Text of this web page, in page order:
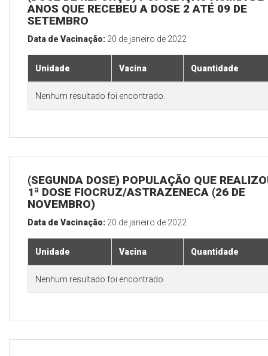
ANOS QUE RECEBEU A DOSE 2 ATÉ 09 DE
SETEMBRO
Data de Vacinação: 20 de janeiro de 2022
Unidade Vacina Quantidade
Nenhum resultado foi encontrado.
(SEGUNDA DOSE) POPULAÇÃO QUE
1ª DOSE FIOCRUZ/ASTRAZENECA (26 DE
NOVEMBRO)
Data de Vacinação: 20 de janeiro de 2022
Unidade Vacina Quantidade
Nenhum resultado foi encontrado.